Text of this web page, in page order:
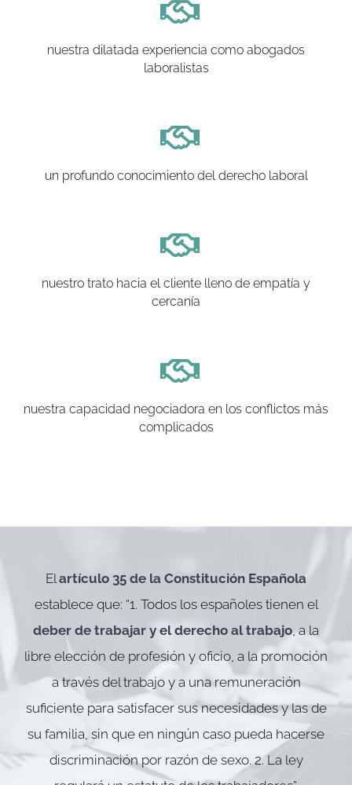
nuestra dilatada experiencia como abogados
laboralistas
un profundo conocimiento del derecho laboral
nuestro trato hacia el cliente lleno de empatía y
cercanía
nuestra capacidad negociadora en los conflictos más
complicados
El artículo 35 de la Constitución Española
establece que: “1. Todos los españoles tienen el
deber de trabajar y el derecho al trabajo , a la
libre elección de profesión y oficio, a la promoción
a través del trabajo y a una remuneración
suficiente para satisfacer sus necesidades y las de
su familia, sin que en ningún caso pueda hacerse
discriminación por razón de sexo. 2. La ley